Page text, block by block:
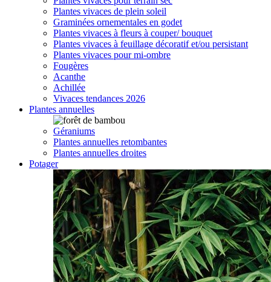
Plantes vivaces de plein soleil
Graminées ornementales en godet
Plantes vivaces à fleurs à couper/ bouquet
Plantes vivaces à feuillage décoratif et/ou persistant
Plantes vivaces pour mi-ombre
Fougères
Acanthe
Achillée
Vivaces tendances 2026
Plantes annuelles
Géraniums
Plantes annuelles retombantes
Plantes annuelles droites
Potager